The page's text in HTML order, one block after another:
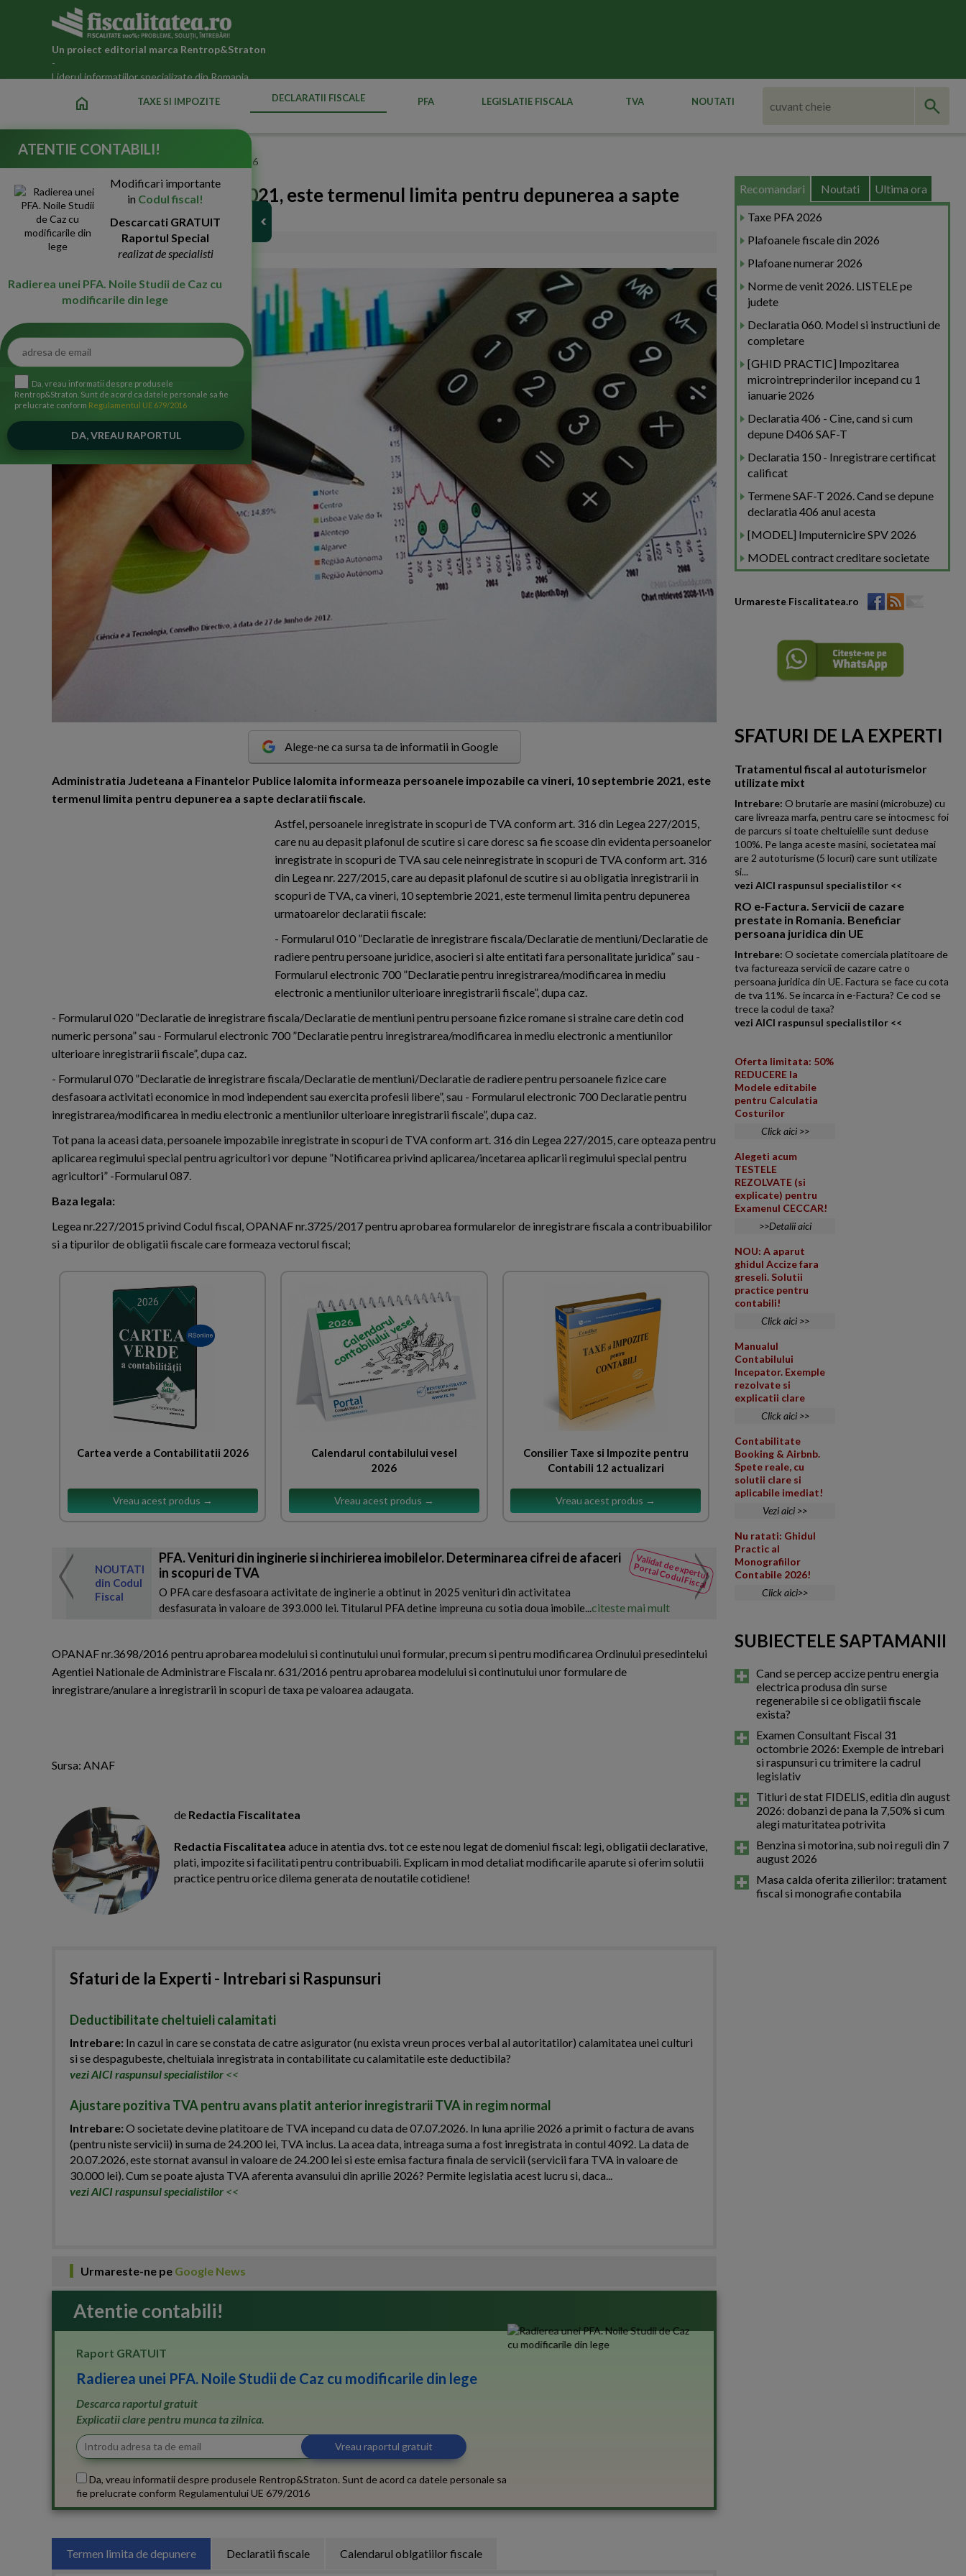
Un proiect editorial marca Rentrop&Straton
-
Liderul informatiilor specializate din Romania
home TAXE SI IMPOZITE DECLARATII FISCALE PFA LEGISLATIE FISCALA TVA NOUTATI
Declaratii fiscale ANAF actualizate 2026
Vineri, 10 septembrie 2021, este termenul limita pentru depunerea a sapte
declaratii fiscale
06-Sep-2021 2151
Alege-ne ca sursa ta de informatii in Google
Administratia Judeteana a Finantelor Publice Ialomita informeaza persoanele impozabile ca vineri, 10 septembrie 2021, este
termenul limita pentru depunerea a sapte declaratii fiscale.
Astfel, persoanele inregistrate in scopuri de TVA conform art. 316 din Legea 227/2015,
care nu au depasit plafonul de scutire si care doresc sa fie scoase din evidenta persoanelor
inregistrate in scopuri de TVA sau cele neinregistrate in scopuri de TVA conform art. 316
din Legea nr. 227/2015, care au depasit plafonul de scutire si au obligatia inregistrarii in
scopuri de TVA, ca vineri, 10 septembrie 2021, este termenul limita pentru depunerea
urmatoarelor declaratii fiscale:
- Formularul 010 ”Declaratie de inregistrare fiscala/Declaratie de mentiuni/Declaratie de
radiere pentru persoane juridice, asocieri si alte entitati fara personalitate juridica” sau -
Formularul electronic 700 ”Declaratie pentru inregistrarea/modificarea in mediu
electronic a mentiunilor ulterioare inregistrarii fiscale”, dupa caz.
- Formularul 020 ”Declaratie de inregistrare fiscala/Declaratie de mentiuni pentru persoane fizice romane si straine care detin cod
numeric persona” sau - Formularul electronic 700 ”Declaratie pentru inregistrarea/modificarea in mediu electronic a mentiunilor
ulterioare inregistrarii fiscale”, dupa caz.
- Formularul 070 ”Declaratie de inregistrare fiscala/Declaratie de mentiuni/Declaratie de radiere pentru persoanele fizice care
desfasoara activitati economice in mod independent sau exercita profesii libere”, sau - Formularul electronic 700 Declaratie pentru
inregistrarea/modificarea in mediu electronic a mentiunilor ulterioare inregistrarii fiscale”, dupa caz.
Tot pana la aceasi data, persoanele impozabile inregistrate in scopuri de TVA conform art. 316 din Legea 227/2015, care opteaza pentru
aplicarea regimului special pentru agricultori vor depune ”Notificarea privind aplicarea/incetarea aplicarii regimului special pentru
agricultori” -Formularul 087.
Baza legala:
Legea nr.227/2015 privind Codul fiscal, OPANAF nr.3725/2017 pentru aprobarea formularelor de inregistrare fiscala a contribuabililor
si a tipurilor de obligatii fiscale care formeaza vectorul fiscal;
Cartea verde a Contabilitatii 2026
Vreau acest produs →
Calendarul contabilului vesel
2026
Vreau acest produs →
Consilier Taxe si Impozite pentru
Contabili 12 actualizari
Vreau acest produs →
NOUTATI
din Codul
Fiscal
Validat de expertul
Portal Codul Fiscal
PFA. Venituri din inginerie si inchirierea imobilelor. Determinarea cifrei de afaceri
in scopuri de TVA
O PFA care desfasoara activitate de inginerie a obtinut in 2025 venituri din activitatea
desfasurata in valoare de 393.000 lei. Titularul PFA detine impreuna cu sotia doua imobile...citeste mai mult
NOUTATI
din Codul
Fiscal
OPANAF nr.3698/2016 pentru aprobarea modelului si continutului unui formular, precum si pentru modificarea Ordinului presedintelui
Agentiei Nationale de Administrare Fiscala nr. 631/2016 pentru aprobarea modelului si continutului unor formulare de
inregistrare/anulare a inregistrarii in scopuri de taxa pe valoarea adaugata.
Sursa: ANAF
de Redactia Fiscalitatea
Redactia Fiscalitatea aduce in atentia dvs. tot ce este nou legat de domeniul fiscal: legi, obligatii declarative,
plati, impozite si facilitati pentru contribuabili. Explicam in mod detaliat modificarile aparute si oferim solutii
practice pentru orice dilema generata de noutatile cotidiene!
Sfaturi de la Experti - Intrebari si Raspunsuri
Deductibilitate cheltuieli calamitati
Intrebare: In cazul in care se constata de catre asigurator (nu exista vreun proces verbal al autoritatilor) calamitatea unei culturi
si se despagubeste, cheltuiala inregistrata in contabilitate cu calamitatile este deductibila?
vezi AICI raspunsul specialistilor <<
Ajustare pozitiva TVA pentru avans platit anterior inregistrarii TVA in regim normal
Intrebare:O societate devine platitoare de TVA incepand cu data de 07.07.2026. In luna aprilie 2026 a primit o factura de avans
(pentru niste servicii) in suma de 24.200 lei, TVA inclus. La acea data, intreaga suma a fost inregistrata in contul 4092. La data de
20.07.2026, este stornat avansul in valoare de 24.200 lei si este emisa factura finala de servicii (servicii fara TVA in valoare de
30.000 lei). Cum se poate ajusta TVA aferenta avansului din aprilie 2026? Permite legislatia acest lucru si, daca...
vezi AICI raspunsul specialistilor <<
Urmareste-ne pe Google News
Atentie contabili!
Raport GRATUIT
Radierea unei PFA. Noile Studii de Caz cu modificarile din lege
Descarca raportul gratuit
Explicatii clare pentru munca ta zilnica.
Da, vreau informatii despre produsele Rentrop&Straton. Sunt de acord ca datele personale sa
fie prelucrate conform Regulamentului UE 679/2016
Termen limita de depunere Declaratii fiscale Calendarul oblgatiilor fiscale
Recomandari Noutati Ultima ora
Taxe PFA 2026
Plafoanele fiscale din 2026
Plafoane numerar 2026
Norme de venit 2026. LISTELE pe
judete
Declaratia 060. Model si instructiuni de
completare
[GHID PRACTIC] Impozitarea
microintreprinderilor incepand cu 1
ianuarie 2026
Declaratia 406 - Cine, cand si cum
depune D406 SAF-T
Declaratia 150 - Inregistrare certificat
calificat
Termene SAF-T 2026. Cand se depune
declaratia 406 anul acesta
[MODEL] Imputernicire SPV 2026
MODEL contract creditare societate
Urmareste Fiscalitatea.ro
SFATURI DE LA EXPERTI
Tratamentul fiscal al autoturismelor
utilizate mixt
Intrebare: O brutarie are masini (microbuze) cu
care livreaza marfa, pentru care se intocmesc foi
de parcurs si toate cheltuielile sunt deduse
100%. Pe langa aceste masini, societatea mai
are 2 autoturisme (5 locuri) care sunt utilizate
si...
vezi AICI raspunsul specialistilor <<
RO e-Factura. Servicii de cazare
prestate in Romania. Beneficiar
persoana juridica din UE
Intrebare: O societate comerciala platitoare de
tva factureaza servicii de cazare catre o
persoana juridica din UE. Factura se face cu cota
de tva 11%. Se incarca in e-Factura? Ce cod se
trece la codul de taxa?
vezi AICI raspunsul specialistilor <<
Oferta limitata: 50%
REDUCERE la
Modele editabile
pentru Calculatia
Costurilor
Click aici >>
Alegeti acum
TESTELE
REZOLVATE (si
explicate) pentru
Examenul CECCAR!
>>Detalii aici
NOU: A aparut
ghidul Accize fara
greseli. Solutii
practice pentru
contabili!
Click aici >>
Manualul
Contabilului
Incepator. Exemple
rezolvate si
explicatii clare
Click aici >>
Contabilitate
Booking & Airbnb.
Spete reale, cu
solutii clare si
aplicabile imediat!
Vezi aici >>
Nu ratati: Ghidul
Practic al
Monografiilor
Contabile 2026!
Click aici>>
SUBIECTELE SAPTAMANII
Cand se percep accize pentru energia
electrica produsa din surse
regenerabile si ce obligatii fiscale
exista?
Examen Consultant Fiscal 31
octombrie 2026: Exemple de intrebari
si raspunsuri cu trimitere la cadrul
legislativ
Titluri de stat FIDELIS, editia din august
2026: dobanzi de pana la 7,50% si cum
alegi maturitatea potrivita
Benzina si motorina, sub noi reguli din 7
august 2026
Masa calda oferita zilierilor: tratament
fiscal si monografie contabila
ATENTIE CONTABILI!
Modificari importante
in Codul fiscal!
Descarcati GRATUIT
Raportul Special
realizat de specialisti
Radierea unei PFA. Noile Studii de Caz cu
modificarile din lege
Da, vreau informatii despre produsele
Rentrop&Straton. Sunt de acord ca datele personale sa fie
prelucrate conform Regulamentul UE 679/2016